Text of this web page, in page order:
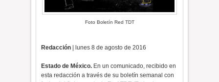
Foto Boletín Red TDT
Redacción | lunes 8 de agosto de 2016
Estado de México. En un comunicado, recibido en
esta redacción a través de su boletín semanal con